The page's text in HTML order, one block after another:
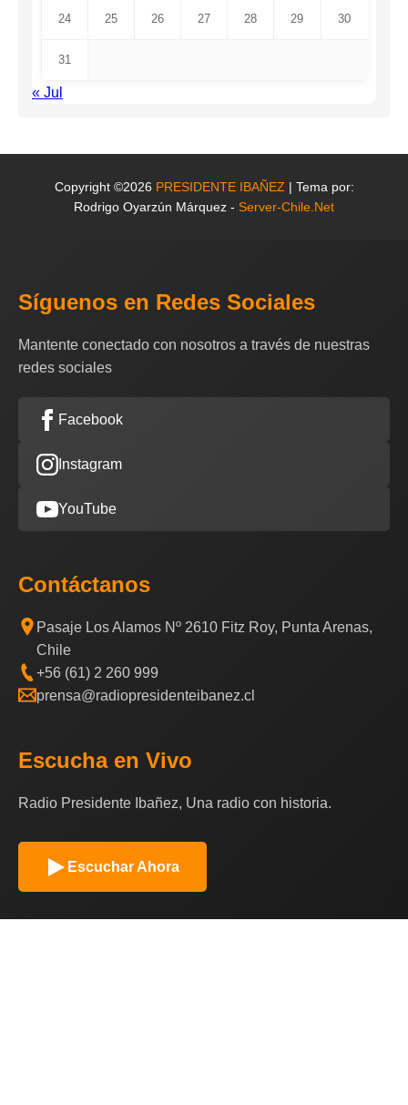
24 25 26 27 28 29 30
31
« Jul
Copyright ©2026 PRESIDENTE IBAÑEZ | Tema por:
Rodrigo Oyarzún Márquez - Server-Chile.Net
Síguenos en Redes Sociales
Mantente conectado con nosotros a través de nuestras
redes sociales
Facebook
Instagram
YouTube
Contáctanos
Pasaje Los Alamos Nº 2610 Fitz Roy, Punta Arenas,
Chile
+56 (61) 2 260 999
prensa@radiopresidenteibanez.cl
Escucha en Vivo
Radio Presidente Ibañez, Una radio con historia.
Escuchar Ahora